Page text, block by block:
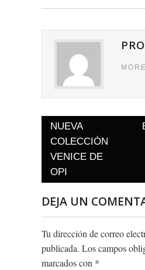
Post navigation
NUEVA
COLECCIÓN
VENICE DE
OPI
DEJA UN
Tu dirección de correo
publicada. Los campos
marcados con *